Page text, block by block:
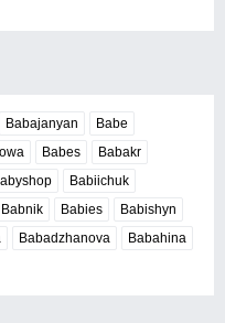
Babajanyan
Babe
Babes
Babakr
Babiichuk
Babnik Babies
Babishyn
Babadzhanova
Babahina